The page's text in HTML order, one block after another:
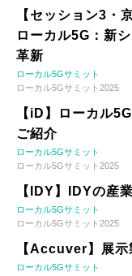
【セッション3・
ローカル5G：新
革新
ローカル5Gサミット
ローカル5Gサミット2025
【iD】ローカル
ご紹介
ローカル5Gサミット
ローカル5Gサミット2025
【IDY】IDYの産
ローカル5Gサミット
ローカル5Gサミット2025
【Accuver】展
ローカル5Gサミット